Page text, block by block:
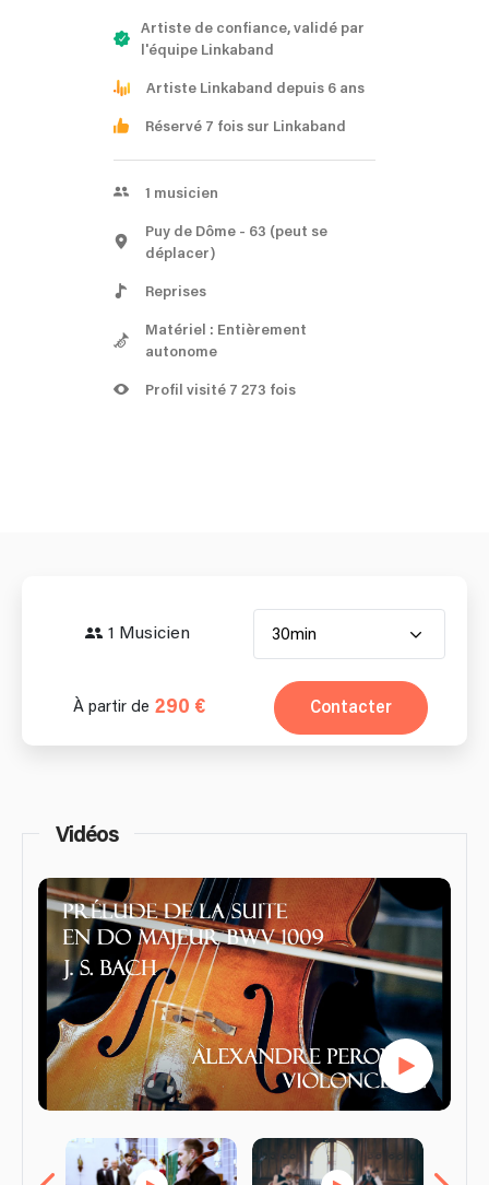
Artiste de confiance, validé par
l'équipe Linkaband
Artiste Linkaband depuis 6 ans
Réservé 7 fois sur Linkaband
1 musicien
Puy de Dôme - 63 (peut se
déplacer)
Reprises
Matériel : Entièrement
autonome
Profil visité 7 273 fois
1 Musicien 30min
À partir de 290 € Contacter
Vidéos